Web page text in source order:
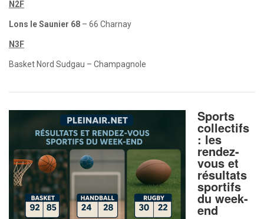
N2F
Lons le Saunier 68 – 66 Charnay
N3F
Basket Nord Sudgau – Champagnole
Sports
collectifs
: les
rendez-
vous et
résultats
sportifs
du week-
end